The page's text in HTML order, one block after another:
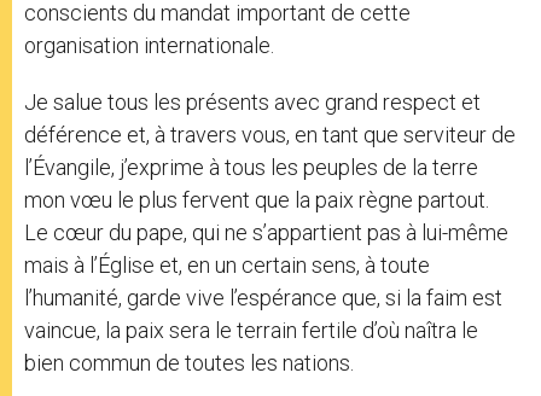
conscients du mandat important de cette
organisation internationale.
Je salue tous les présents avec grand respect et
déférence et, à travers vous, en tant que serviteur de
l’Évangile, j’exprime à tous les peuples de la terre
mon vœu le plus fervent que la paix règne partout.
Le cœur du pape, qui ne s’appartient pas à lui-même
mais à l’Église et, en un certain sens, à toute
l’humanité, garde vive l’espérance que, si la faim est
vaincue, la paix sera le terrain fertile d’où naîtra le
bien commun de toutes les nations.